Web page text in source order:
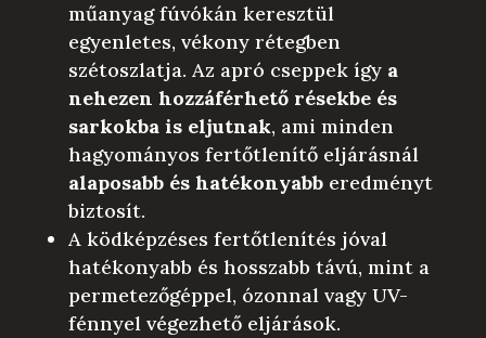
műanyag fúvókán keresztül
egyenletes, vékony rétegben
szétoszlatja. Az apró cseppek így a
nehezen hozzáférhető résekbe és
sarkokba is eljutnak, ami minden
hagyományos fertőtlenítő eljárásnál
alaposabb és hatékonyabberedményt
biztosít.
A ködképzéses fertőtlenítés jóval
hatékonyabb és hosszabb távú, mint a
permetezőgéppel, ózonnal vagy UV-
fénnyel végezhető eljárások.